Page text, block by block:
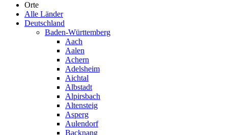
Orte
Alle Länder
Deutschland
Baden-Württemberg
Aach
Aalen
Achern
Adelsheim
Aichtal
Albstadt
Alpirsbach
Altensteig
Asperg
Aulendorf
Backnang